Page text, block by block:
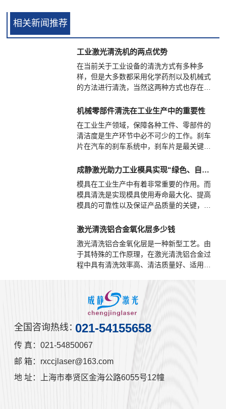
相关新闻推荐
工业激光清洗机的两点优势
在当前关于工业设备的清洗方式有多种多
样，但是大多数都采用化学药剂以及机械式
的方法进行清洗，当然这两种方式也存在不
对环境保护的情况下，采用化学品清洗必然
本上就显得过于高昂，那么在此时就有必要
使用工业激光清洗，那么该设备的优点是什
么?
机械零部件清洗在工业生产中的重要性
在工业生产领域，保障各种工件、零部件的
清洁度是生产环节中必不可少的工作。刹车
片在汽车的刹车系统中，刹车片是最关键的
起决定性作用，所以说好的刹车片是人和汽
成静激光助力工业模具实现“绿色、自动化”清洗
模具在工业生产中有着非常重要的作用。而
模具清洗是实现模具使用寿命最大化、提高
模具的可靠性以及保证产品质量的关键，模
也是制约模具维护的瓶颈。因为模具制造开
过快速清洗后马上又要准备进行下一次的生
产，这样留给模具清洗的时间就相当有限，
而选对一种有利的清洗模具方式更为重要，
因为它不仅能够保证后续生产产品的质量、
模具的维护清洗，还能够帮助企业提高工作
效率。
激光清洗铝合金氧化层多少钱
激光清洗铝合金氧化层是一种新型工艺。由
于其特殊的工作原理，在激光清洗铝合金过
程中具有清洗效率高、清洁质量好、适用对
境和便于实现自动化等一系列优点。
全国咨询热线：021-54155658
传 真：021-54850067
邮 箱：rxccjlaser@163.com
地 址：上海市奉贤区金海公路6055号12幢